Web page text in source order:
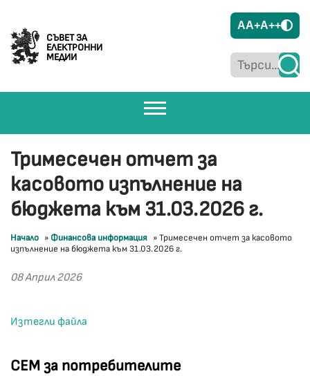
СЪВЕТ ЗА
ЕЛЕКТРОННИ
МЕДИИ
AA+A++
СЕМ за потребителите
Тримесечен отчет за
касовото изпълнение на
бюджета към 31.03.2026 г.
Начало » Финансова информация »Тримесечен отчет за касовото
изпълнение на бюджета към 31.03.2026 г.
08 Април 2026
Изтегли файла